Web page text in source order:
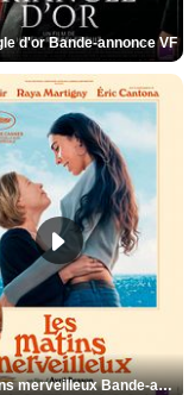
d'or Bande-annonce VF
Les Matins merveilleux Bande-annonce VF